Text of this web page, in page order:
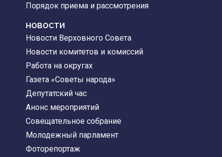
Порядок приема и рассмотрения
НОВОСТИ
Новости Верховного Совета
Новости комитетов и комиссий
Работа на округах
Газета «Советы народа»
Депутатский час
Анонс мероприятий
Совещательное собрание
Молодежный парламент
Фоторепортаж